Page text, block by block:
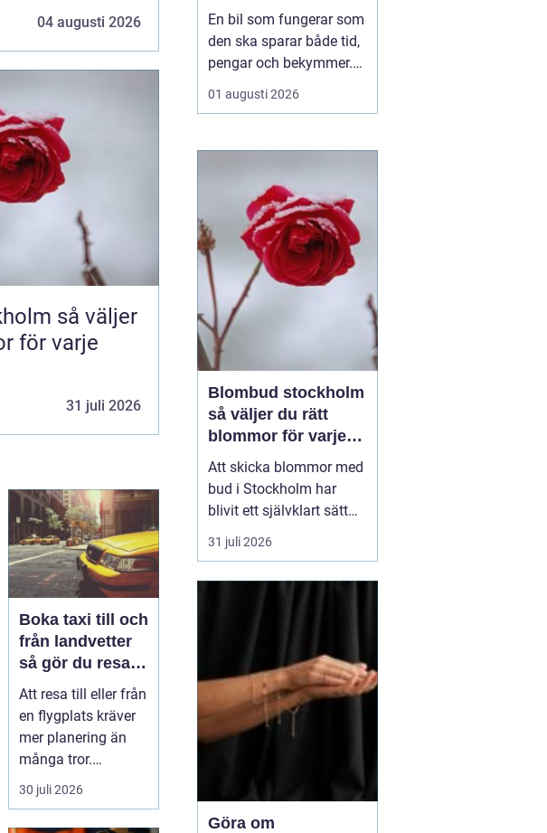
04 augusti 2026
väljer
för varje
31 juli 2026
Boka taxi till och
från landvetter
så gör du resan
trygg och
smidig
Att resa till eller från
en flygplats kräver
mer planering än
många tror.
Flygtider, packning,
säker...
30 juli 2026
trygg och hållbar
bilvardag
En bil som fungerar som
den ska sparar både tid,
pengar och bekymmer.
För många förare blir
servicefrågan ändå
tills en varningslampa
känns fel. Ge...
01 augusti 2026
Blombud stockholm
så väljer du rätt
blommor för varje
tillfälle
Att skicka blommor med
bud i Stockholm har
blivit ett självklart sätt
att visa omtanke, fira
stora händelser eller
svårt att formulera i ord.
sekunder, oavsett om
mottagaren befinner sig
på konto...
31 juli 2026
Göra om